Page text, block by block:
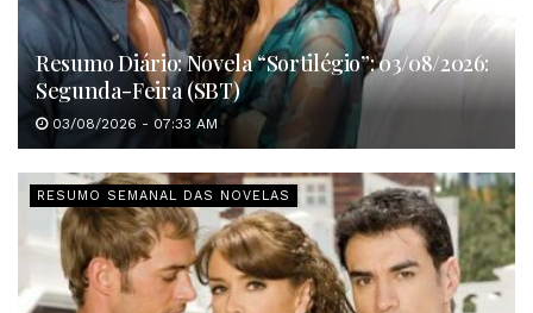
Resumo Diário: Novela “Sortilégio”: 03/08/2026:
Segunda-Feira (SBT)
03/08/2026 - 07:33 AM
RESUMO SEMANAL DAS NOVELAS